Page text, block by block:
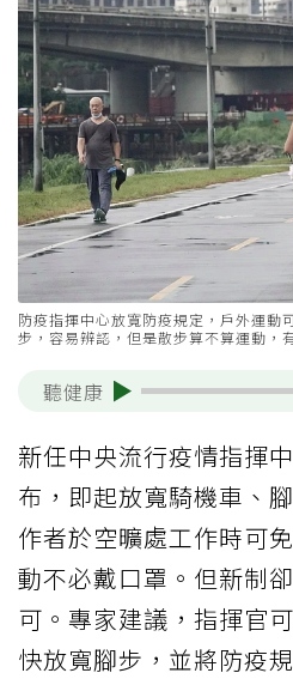
防疫指揮中心放寬防疫規定，戶外運動
步，容易辨認，但是散步算不算運動，
聽健康
新任中央流行疫情指揮
布，即起放寬騎機車、
作者於空曠處工作時可
動不必戴口罩。但新制
可。專家建議，指揮官
快放寬腳步，並將防疫